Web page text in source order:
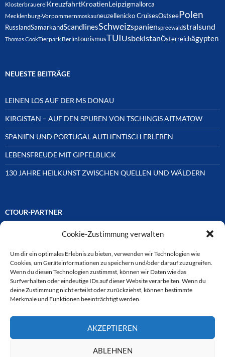
Cookie-Zustimmung verwalten
Um dir ein optimales Erlebnis zu bieten, verwenden wir Technologien wie
Cookies, um Geräteinformationen zu speichern und/oder darauf zuzugreifen.
Wenn du diesen Technologien zustimmst, können wir Daten wie das
Surfverhalten oder eindeutige IDs auf dieser Website verarbeiten. Wenn du
deine Zustimmung nicht erteilst oder zurückziehst, können bestimmte
Merkmale und Funktionen beeinträchtigt werden.
AKZEPTIEREN
ABLEHNEN
KlosterbrauereiKreuzfahrtKroatienLeipzigmallorca
Mecklenburg-Vorpommernmoskauneuzellenicko CruisesOstseePolen
RusslandSamarkandScandlinesSchweizspanienspreewaldstralsund
Thomas CookTierpark BerlintourismusTUIUsbekistanÖsterreichägypten
NEUESTE BEITRÄGE
LEINEN LOS AUF DER MS DONAU
KIRGISTAN – AUF DEN SPUREN VON TSCHINGIS AITMATOW
SPANIEN UND PORTUGAL AUTHENTISCH ERLEBEN
LEBENSFREUDE MIT GIPFELBLICK
130 JAHRE HEILKUNST ZWISCHEN QUELLEN UND WÄLDERN
CTOUR-PARTNER
Unsere Reisejournalisten-Vereinigung ist über Mitglieder und
ausgewählten Partnern der Medien- und Tourismusbranche
verbunden. Hier eine
Auswahl der Online-Plattformen:
CTOUR der Club der Tourismus-Journalisten. Wir freuen uns immer
über Anfragen von neuen Mitgliedern. Nehmen Sie bei Interesse über
das Kontaktformular Kontakt zu uns auf. CTOUR über 30 Jahre im